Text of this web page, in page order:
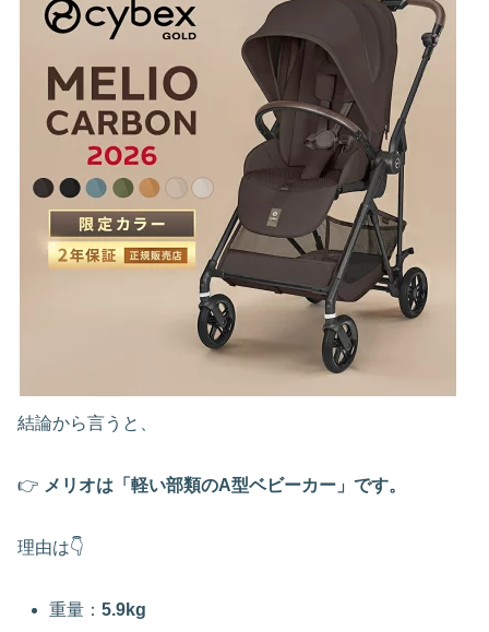
結論から言うと、
👉 メリオは「軽い部類のA型ベビーカー」です。
理由は👇
重量：5.9kg